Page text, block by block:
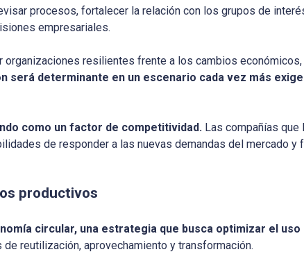
procesos, fortalecer la relación con los grupos de
empresariales.
organizaciones resilientes frente a los cambios
será determinante en un escenario cada vez más
como un factor de competitividad. Las compañías que
de responder a las nuevas demandas del mercado y
productivos
circular, una estrategia que busca optimizar el uso
reutilización, aprovechamiento y transformación.